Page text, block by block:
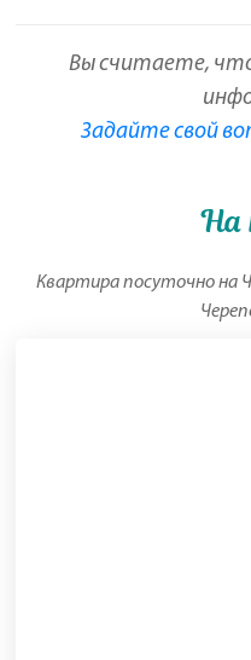
Вы считаете,
Задайте свой
На
Квартира посуточно на